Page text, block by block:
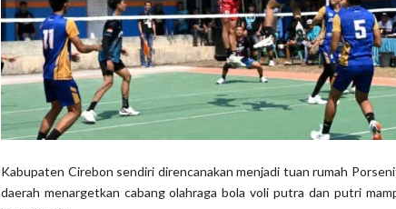
Kabupaten Cirebon sendiri direncanakan menjadi tuan rumah
daerah menargetkan cabang olahraga bola voli putra dan putri